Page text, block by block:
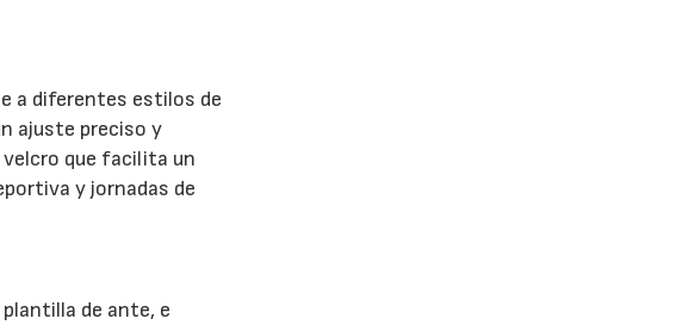
a diferentes estilos de
ajuste preciso y
velcro que facilita un
y jornadas de
de ante, e